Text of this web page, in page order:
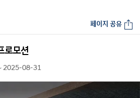
로모션
2025-08-31
페이지 공유